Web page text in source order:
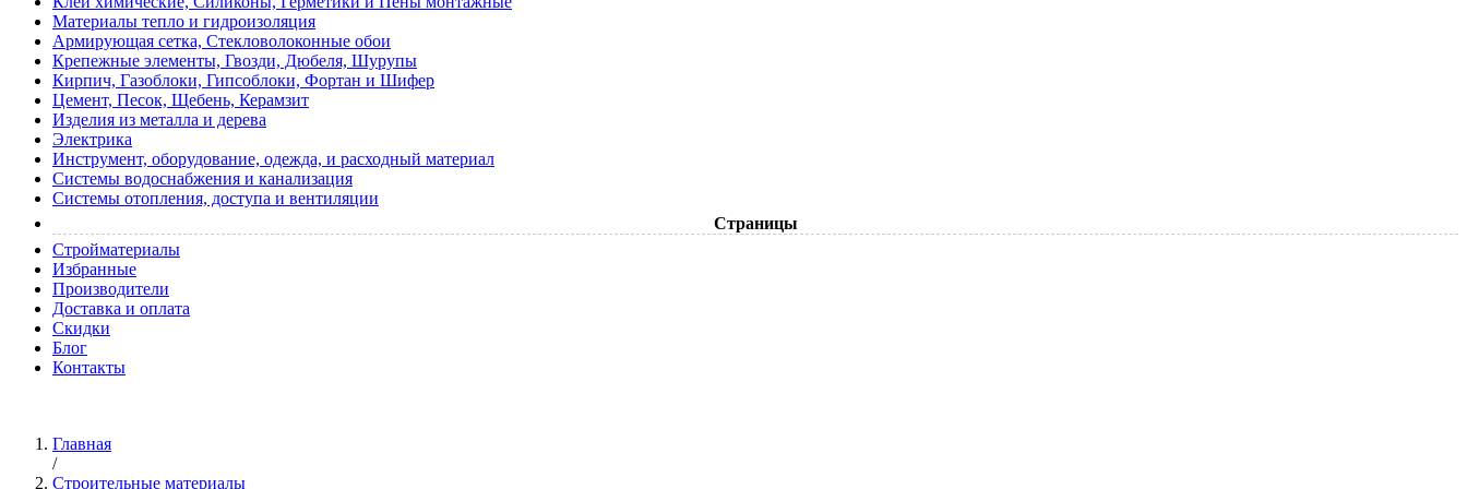
Материалы тепло и гидроизоляция
Армирующая сетка, Стекловолоконные обои
Крепежные элементы, Гвозди, Дюбеля, Шурупы
Кирпич, Газоблоки, Гипсоблоки, Фортан и Шифер
Цемент, Песок, Щебень, Керамзит
Изделия из металла и дерева
Электрика
Инструмент, оборудование, одежда, и расходный материал
Системы водоснабжения и канализация
Системы отопления, доступа и вентиляции
Страницы
Cтройматериалы
Избранные
Производители
Доставка и оплата
Скидки
Блог
Контакты
Главная
/
Строительные материалы